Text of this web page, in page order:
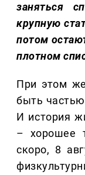
заняться
крупную
потом
плотном
При этом
быть
И история
– хорошее
скоро, 8